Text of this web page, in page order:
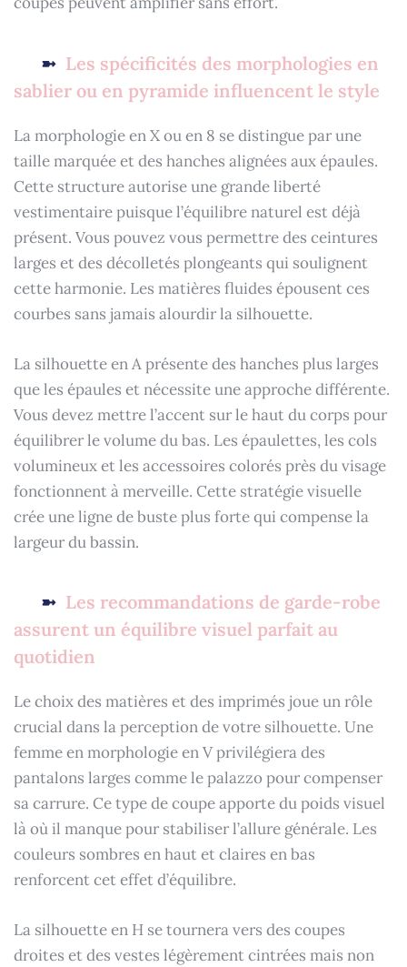
Les spécificités des morphologies en
sablier ou en pyramide influencent le style
La morphologie en X ou en 8 se distingue par une
taille marquée et des hanches alignées aux épaules.
Cette structure autorise une grande liberté
vestimentaire puisque l’équilibre naturel est déjà
présent. Vous pouvez vous permettre des ceintures
larges et des décolletés plongeants qui soulignent
cette harmonie. Les matières fluides épousent ces
courbes sans jamais alourdir la silhouette.
La silhouette en A présente des hanches plus larges
que les épaules et nécessite une approche différente.
Vous devez mettre l’accent sur le haut du corps pour
équilibrer le volume du bas. Les épaulettes, les cols
volumineux et les accessoires colorés près du visage
fonctionnent à merveille. Cette stratégie visuelle
crée une ligne de buste plus forte qui compense la
largeur du bassin.
Les recommandations de garde-robe
assurent un équilibre visuel parfait au
quotidien
Le choix des matières et des imprimés joue un rôle
crucial dans la perception de votre silhouette. Une
femme en morphologie en V privilégiera des
pantalons larges comme le palazzo pour compenser
sa carrure. Ce type de coupe apporte du poids visuel
là où il manque pour stabiliser l’allure générale. Les
couleurs sombres en haut et claires en bas
renforcent cet effet d’équilibre.
La silhouette en H se tournera vers des coupes
droites et des vestes légèrement cintrées mais non